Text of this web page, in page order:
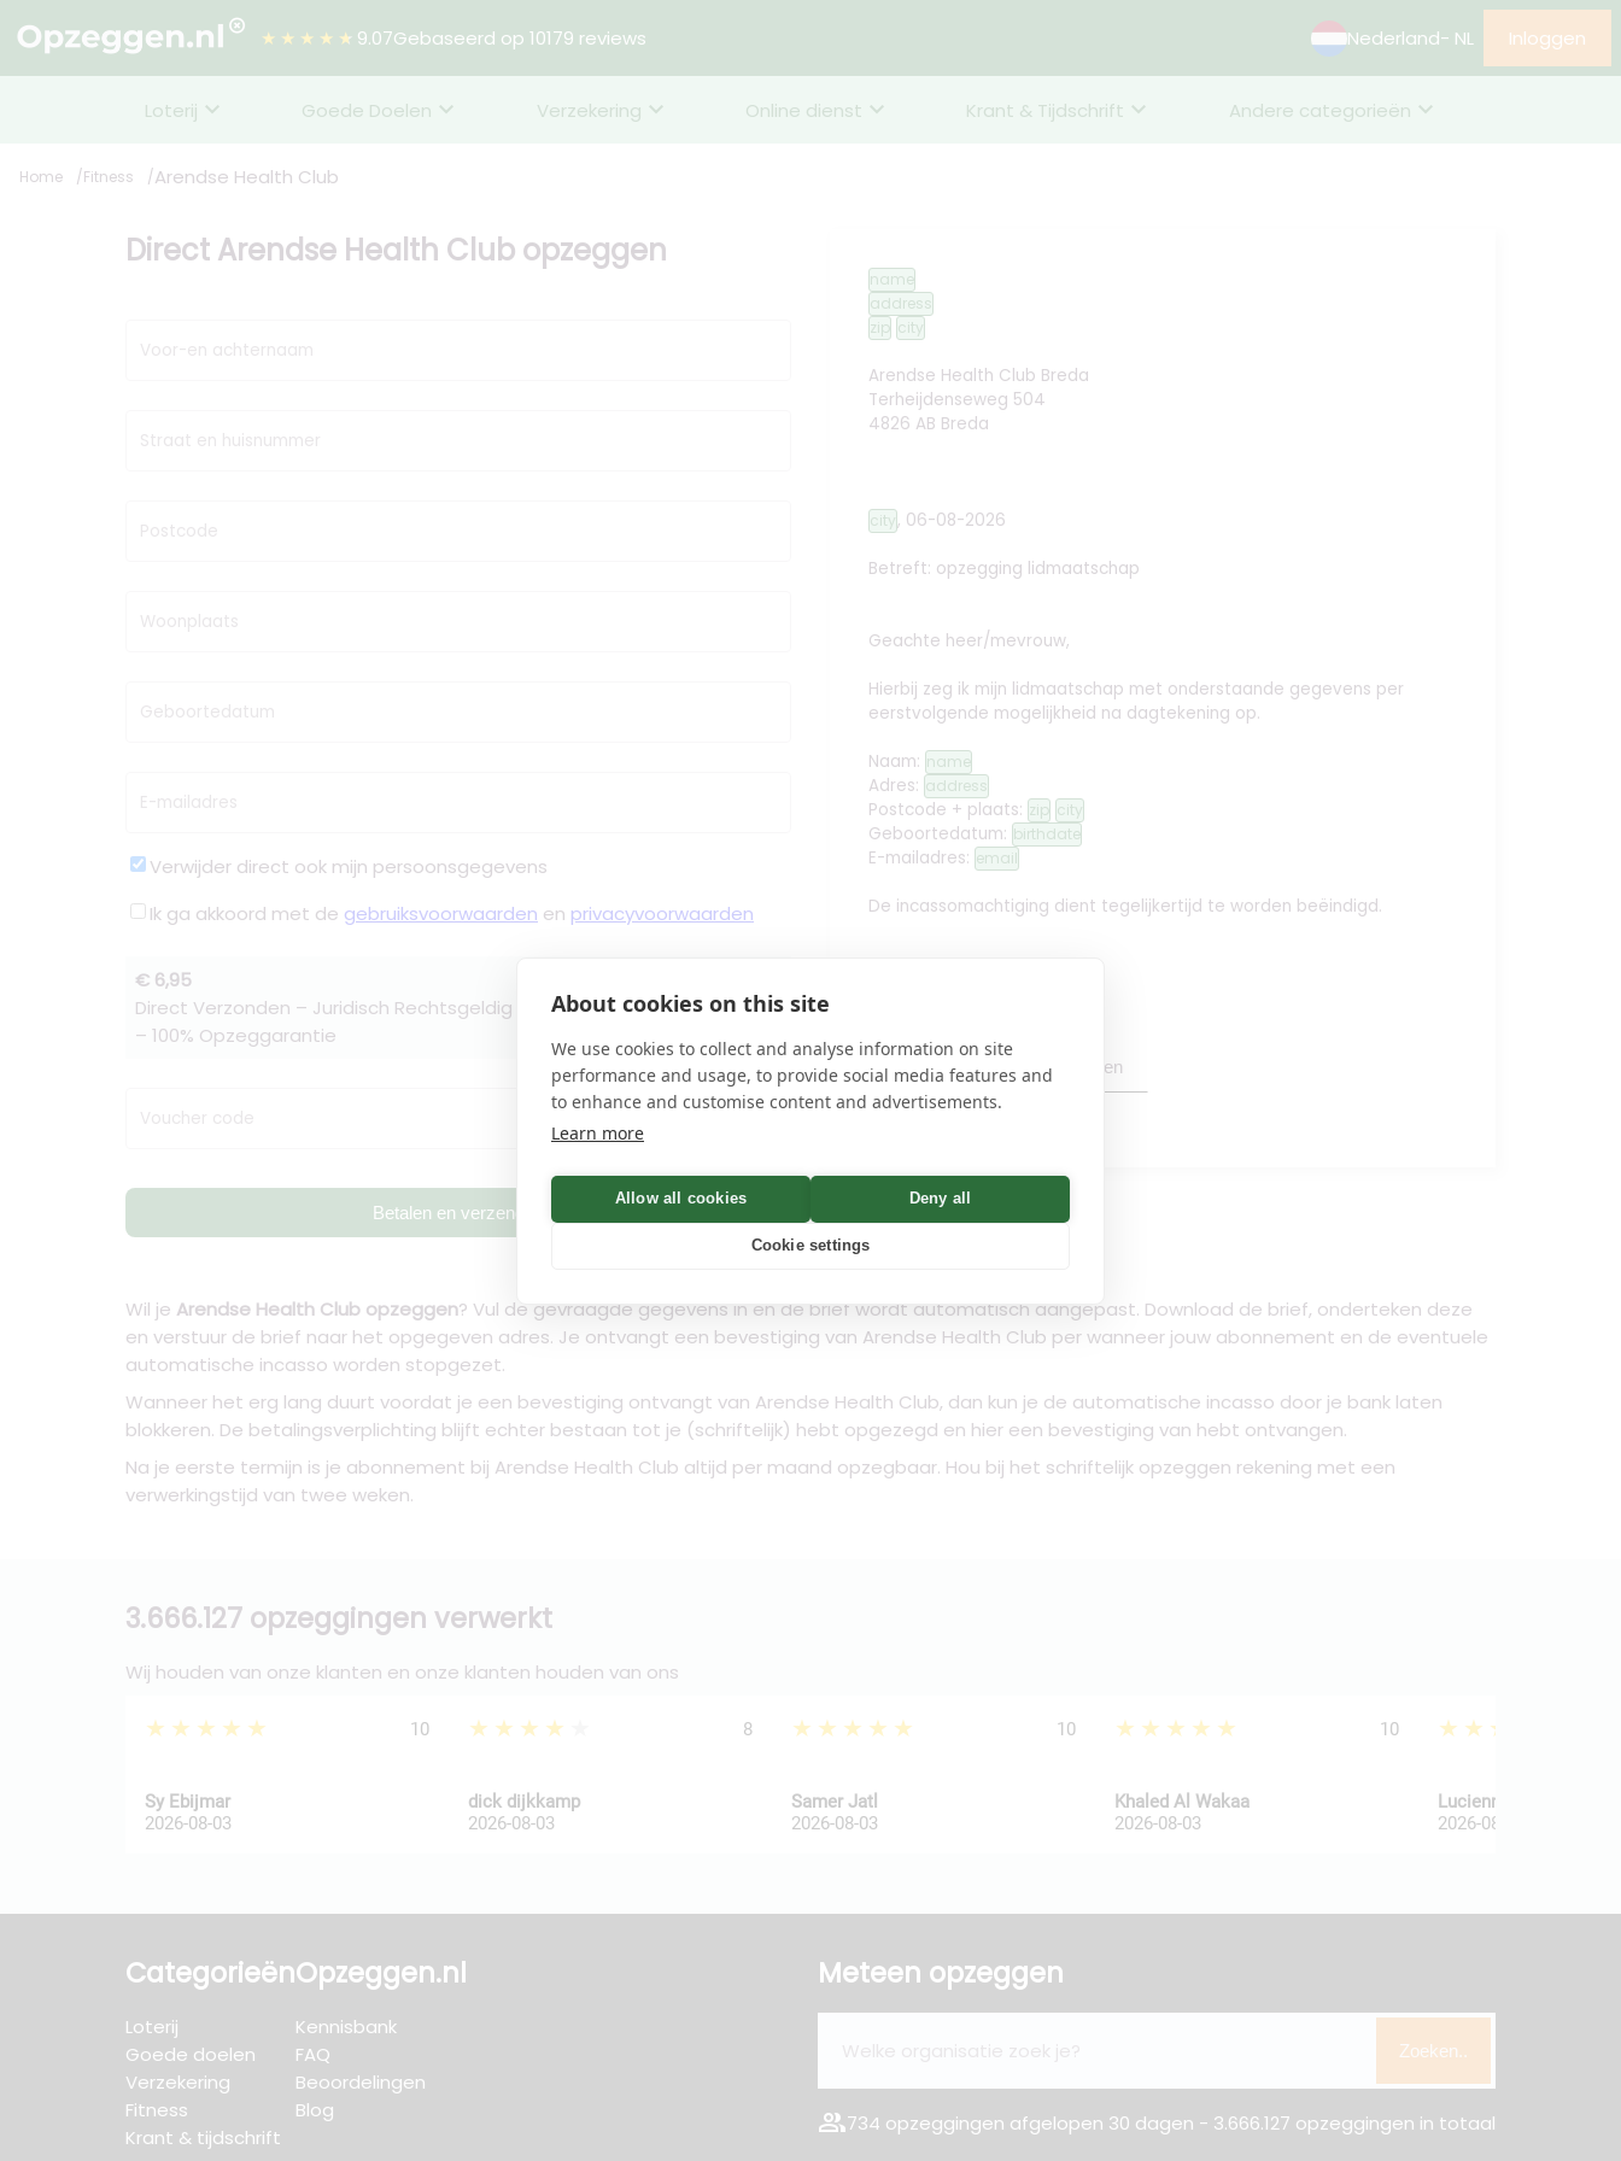
About cookies on this site
We use cookies to collect and analyse information on site
performance and usage, to provide social media features and
to enhance and customise content and advertisements.
Learn more
Allow all cookies Deny all
Cookie settings
★★★★★ 9.07Gebaseerd op 10179 reviews Nederland- NL Inloggen
Loterij Goede Doelen Verzekering Online dienst Krant & Tijdschrift Andere categorieën
Home Fitness Arendse Health Club
Direct Arendse Health Club opzeggen
Voor-en achternaam
Straat en huisnummer
Postcode
Woonplaats
Geboortedatum
E-mailadres
Verwijder direct ook mijn persoonsgegevens
Ik ga akkoord met de gebruiksvoorwaarden en privacyvoorwaarden
€ 6,95
Direct Verzonden – Juridisch Rechtsgeldig – Bevestiging binnen Minuten
– 100% Opzeggarantie
Voucher code
Betalen en verzenden
name
address
zip city
Arendse Health Club Breda
Terheijdenseweg 504
4826 AB Breda
city, 06-08-2026
Betreft: opzegging lidmaatschap
Geachte heer/mevrouw,
Hierbij zeg ik mijn lidmaatschap met onderstaande gegevens per
eerstvolgende mogelijkheid na dagtekening op.
Naam: name
Adres: address
Postcode + plaats: zip city
Geboortedatum: birthdate
E-mailadres: email
De incassomachtiging dient tegelijkertijd te worden beëindigd.
editHandtekening toevoegen
Wil je Arendse Health Club opzeggen? Vul de gevraagde gegevens in en de brief wordt automatisch aangepast. Download de brief, onderteken deze
en verstuur de brief naar het opgegeven adres. Je ontvangt een bevestiging van Arendse Health Club per wanneer jouw abonnement en de eventuele
automatische incasso worden stopgezet.
Wanneer het erg lang duurt voordat je een bevestiging ontvangt van Arendse Health Club, dan kun je de automatische incasso door je bank laten
blokkeren. De betalingsverplichting blijft echter bestaan tot je (schriftelijk) hebt opgezegd en hier een bevestiging van hebt ontvangen.
Na je eerste termijn is je abonnement bij Arendse Health Club altijd per maand opzegbaar. Hou bij het schriftelijk opzeggen rekening met een
verwerkingstijd van twee weken.
3.666.127 opzeggingen verwerkt
Wij houden van onze klanten en onze klanten houden van ons
★★★★★ 10
Sy Ebijmar
2026-08-03
★★★★★ 8
dick dijkkamp
2026-08-03
★★★★★ 10
Samer Jatl
2026-08-03
★★★★★ 10
Khaled Al Wakaa
2026-08-03
★★★★★
Lucienne Van De Haar
2026-08-03
Categorieën
Loterij
Goede doelen
Verzekering
Fitness
Krant & tijdschrift
Opzeggen.nl
Kennisbank
FAQ
Beoordelingen
Blog
Meteen opzeggen
Zoeken..
group734 opzeggingen afgelopen 30 dagen - 3.666.127 opzeggingen in totaal